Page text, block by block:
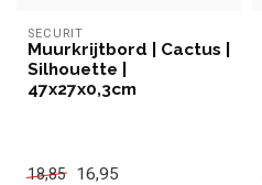
SECURIT
Muurkrijtbord | Cactus |
Silhouette |
47x27x0,3cm
18,85 16,95